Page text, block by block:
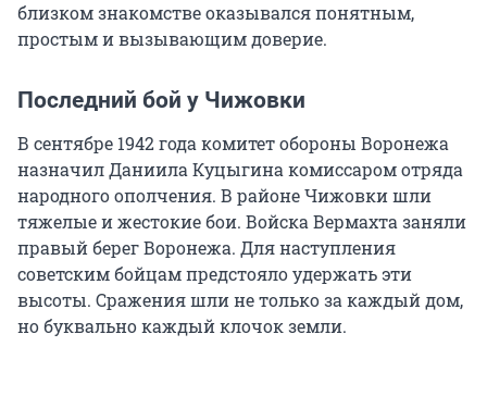
близком знакомстве оказывался понятным,
простым и вызывающим доверие.
Последний бой у Чижовки
В сентябре 1942 года комитет обороны Воронежа
назначил Даниила Куцыгина комиссаром отряда
народного ополчения. В районе Чижовки шли
тяжелые и жестокие бои. Войска Вермахта заняли
правый берег Воронежа. Для наступления
советским бойцам предстояло удержать эти
высоты. Сражения шли не только за каждый дом,
но буквально каждый клочок земли.